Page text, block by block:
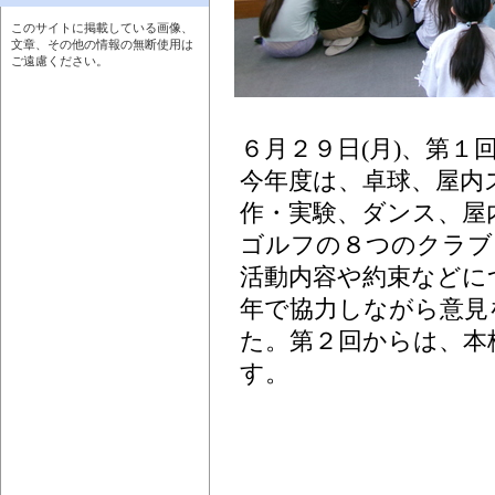
このサイトに掲載している画像、
文章、その他の情報の無断使用は
ご遠慮ください。
６月２９日(月)、第１
今年度は、卓球、屋
作・実験、ダンス、
ゴルフの８つのクラ
活動内容や約束など
年で協力しながら意
た。第２回からは、
す。